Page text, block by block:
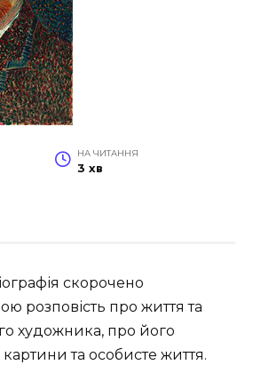
НА ЧИТАННЯ
3 хв
скорочено
розповість про життя та
художника, про його
та особисте життя.